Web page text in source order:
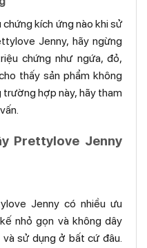
kích ứng nào khi sử
Jenny, hãy ngừng
chứng như ngứa, đỏ,
thấy sản phẩm không
hợp này, hãy tham
Prettylove Jenny
Jenny có nhiều ưu
nhỏ gọn và không dây
sử dụng ở bất cứ đâu.